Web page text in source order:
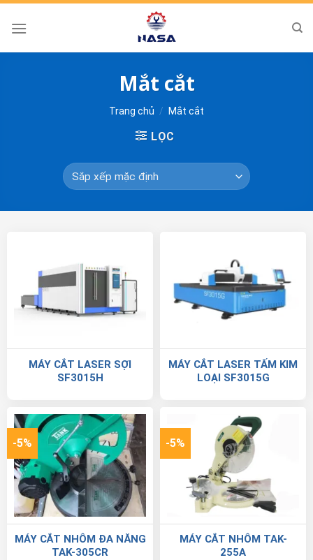
Skip
Mắt cắt
Trang chủ / Mắt cắt
LỌC
MÁY CẮT LASER SỢI
SF3015H
MÁY CẮT LASER TẤM KIM
LOẠI SF3015G
-5%
MÁY CẮT NHÔM ĐA NĂNG
TAK-305CR
-5%
MÁY CẮT NHÔM TAK-
255A